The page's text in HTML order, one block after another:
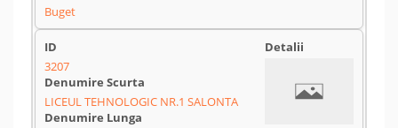
Buget
3207
LICEUL TEHNOLOGIC NR.1 SALONTA